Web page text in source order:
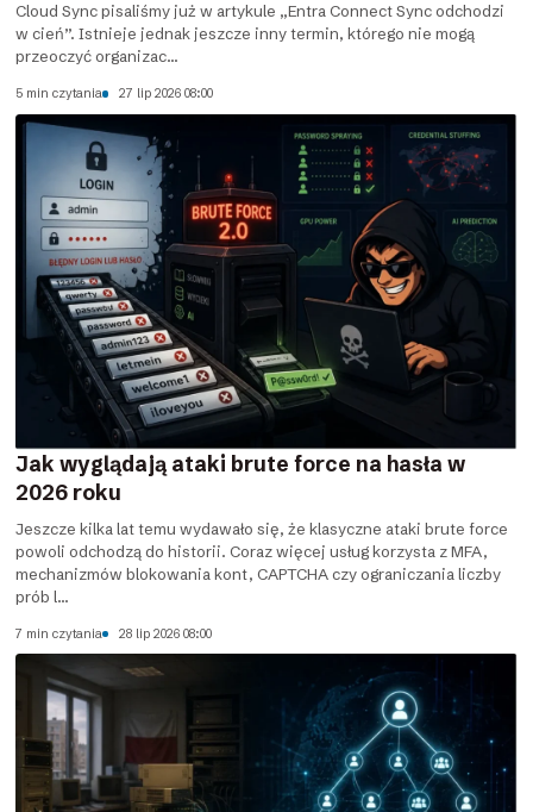
Cloud Sync pisaliśmy już w artykule „Entra Connect Sync odchodzi
w cień”. Istnieje jednak jeszcze inny termin, którego nie mogą
przeoczyć organizac...
5 min czytania 27 lip 2026 08:00
Jak wyglądają ataki brute force na hasła w
2026 roku
Jeszcze kilka lat temu wydawało się, że klasyczne ataki brute force
powoli odchodzą do historii. Coraz więcej usług korzysta z MFA,
mechanizmów blokowania kont, CAPTCHA czy ograniczania liczby
prób l...
7 min czytania 28 lip 2026 08:00